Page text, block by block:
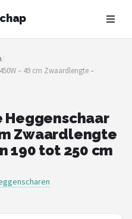
/
– 49 cm Zwaardlengte –
Heggenschaar
Zwaardlengte
190 tot 250 cm